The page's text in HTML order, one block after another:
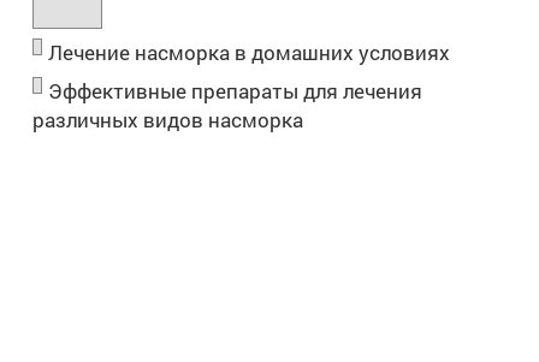
Лечение насморка в домашних условиях
Эффективные препараты для лечения
различных видов насморка